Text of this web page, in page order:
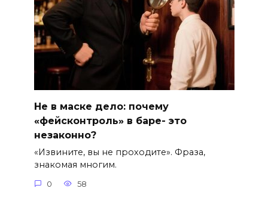
Не в маске дело: почему
«фейсконтроль» в баре- это
незаконно?
«Извините, вы не проходите». Фраза,
знакомая многим.
0 58